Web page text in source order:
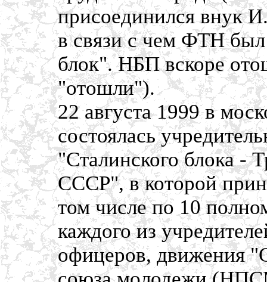
присоединился внук
в связи с чем ФТН
блок". НБП вскоре
"отошли").
22 августа 1999 в
состоялась
"Сталинского блока -
СССР", в которой
том числе по 10
каждого из
офицеров, движения